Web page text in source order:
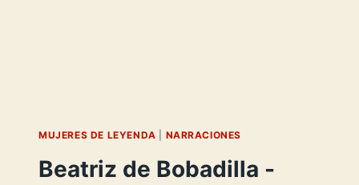
MUJERES DE LEYENDA NARRACIONES
Beatriz de Bobadilla -